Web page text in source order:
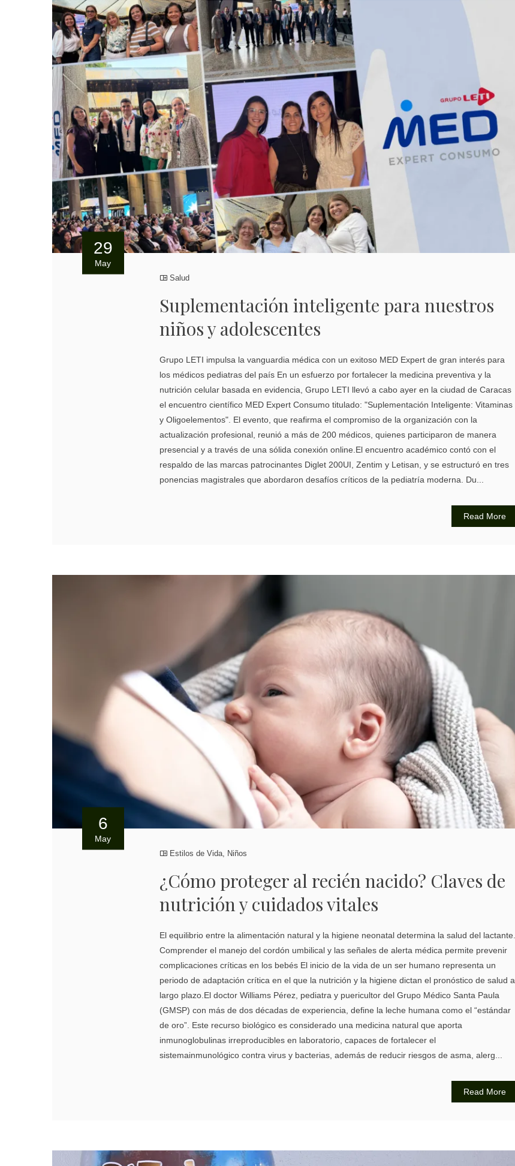
29
May
Salud
Suplementación inteligente para nuestros
niños y adolescentes
Grupo LETI impulsa la vanguardia médica con un exitoso MED Expert de gran interés para
los médicos pediatras del país En un esfuerzo por fortalecer la medicina preventiva y la
nutrición celular basada en evidencia, Grupo LETI llevó a cabo ayer en la ciudad de Caracas
el encuentro científico MED Expert Consumo titulado: "Suplementación Inteligente: Vitaminas
y Oligoelementos". El evento, que reafirma el compromiso de la organización con la
actualización profesional, reunió a más de 200 médicos, quienes participaron de manera
presencial y a través de una sólida conexión online.El encuentro académico contó con el
respaldo de las marcas patrocinantes Diglet 200UI, Zentim y Letisan, y se estructuró en tres
ponencias magistrales que abordaron desafíos críticos de la pediatría moderna. Du...
Read More
6
May
Estilos de Vida Niños
¿Cómo proteger al recién nacido? Claves de
nutrición y cuidados vitales
El equilibrio entre la alimentación natural y la higiene neonatal determina la salud del lactante.
Comprender el manejo del cordón umbilical y las señales de alerta médica permite prevenir
complicaciones críticas en los bebés El inicio de la vida de un ser humano representa un
periodo de adaptación crítica en el que la nutrición y la higiene dictan el pronóstico de salud a
largo plazo.El doctor Williams Pérez, pediatra y puericultor del Grupo Médico Santa Paula
(GMSP) con más de dos décadas de experiencia, define la leche humana como el “estándar
de oro”. Este recurso biológico es considerado una medicina natural que aporta
inmunoglobulinas irreproducibles en laboratorio, capaces de fortalecer el
sistemainmunológico contra virus y bacterias, además de reducir riesgos de asma, alerg...
Read More